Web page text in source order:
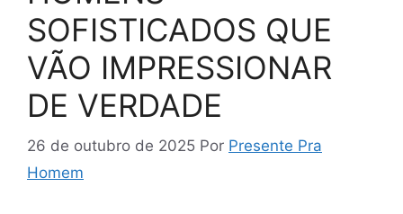
SOFISTICADOS QUE
VÃO IMPRESSIONAR
DE VERDADE
26 de outubro de 2025 Por Presente Pra
Homem